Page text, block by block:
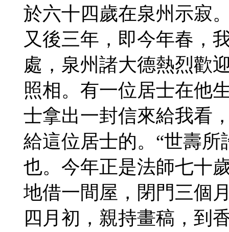
於六十四歲在泉州示寂
又後三年，即今年春，
處，泉州諸大德熱烈歡
照相。有一位居士在他
士拿出一封信來給我看
給這位居士的。“世壽
也。今年正是法師七十
地借一間屋，閉門三個
四月初，親持畫稿，到